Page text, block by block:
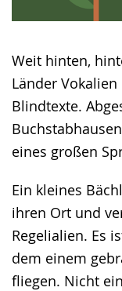
Weit hinten,
Länder
Blindtexte.
eines großen
Ein kleines
ihren Ort und
Regelialien. Es
dem einem
fliegen. Nicht